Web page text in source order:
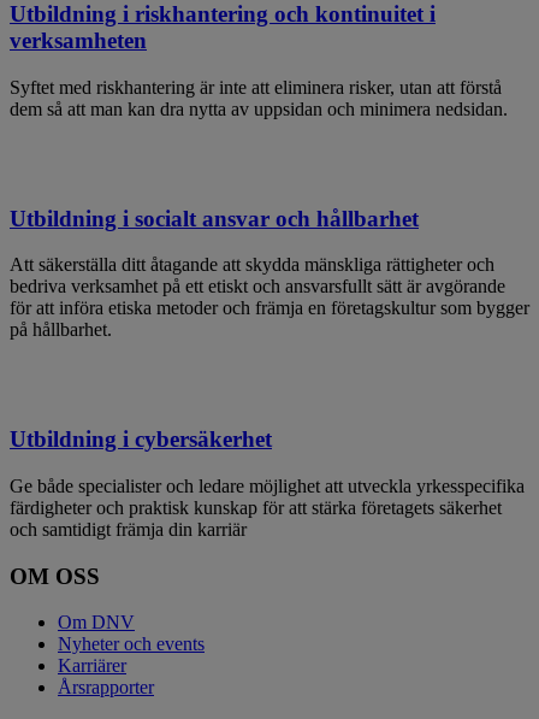
Utbildning i riskhantering och kontinuitet i
verksamheten
Syftet med riskhantering är inte att eliminera risker, utan att förstå
dem så att man kan dra nytta av uppsidan och minimera nedsidan.
Utbildning i socialt ansvar och hållbarhet
Att säkerställa ditt åtagande att skydda mänskliga rättigheter och
bedriva verksamhet på ett etiskt och ansvarsfullt sätt är avgörande
för att införa etiska metoder och främja en företagskultur som bygger
på hållbarhet.
Utbildning i cybersäkerhet
Ge både specialister och ledare möjlighet att utveckla yrkesspecifika
färdigheter och praktisk kunskap för att stärka företagets säkerhet
och samtidigt främja din karriär
OM OSS
Om DNV
Nyheter och events
Karriärer
Årsrapporter